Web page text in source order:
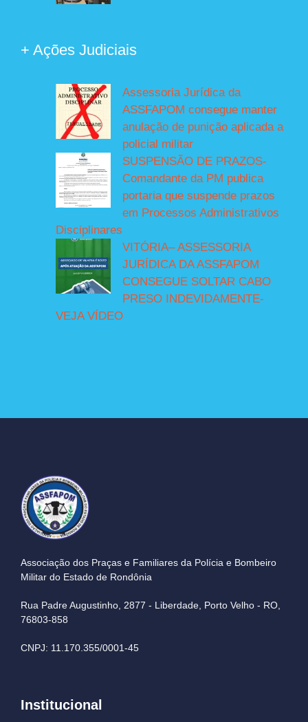
+ Ações Judiciais
Assessoria Jurídica da
ASSFAPOM consegue manter
anulação de punição aplicada a
policial militar
SUSPENSÃO DE PRAZOS-
Comandante da PM publica
portaria que suspende prazos
em Processos Administrativos
Disciplinares
VITÓRIA– ASSESSORIA
JURÍDICA DA ASSFAPOM
CONSEGUE SOLTAR CABO
PRESO INDEVIDAMENTE-
VEJA VÍDEO
Associação dos Praças e Familiares da Polícia e Bombeiro
Militar do Estado de Rondônia
Rua Padre Augustinho, 2877 - Liberdade, Porto Velho - RO,
76803-858
CNPJ: 11.170.355/0001-45
Institucional